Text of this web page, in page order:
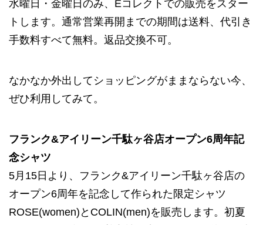
水曜日・金曜日のみ、Eコレクトでの販売をスター
トします。通常営業再開までの期間は送料、代引き
手数料すべて無料。返品交換不可。
なかなか外出してショッピングがままならない今、
ぜひ利用してみて。
フランク&アイリーン千駄ヶ谷店オープン6周年記
念シャツ
5月15日より、フランク&アイリーン千駄ヶ谷店の
オープン6周年を記念して作られた限定シャツ
ROSE(women)とCOLIN(men)を販売します。初夏